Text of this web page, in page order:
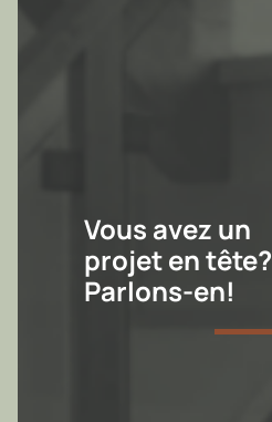
Vous avez un
projet en tête?
Parlons-en!